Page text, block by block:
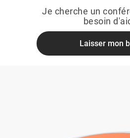
Je cherche un
besoin
Laisser mon